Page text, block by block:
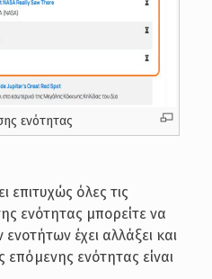
ενότητας
επιτυχώς όλες τις
ενότητας μπορείτε να
έχει αλλάξει και
ενότητας είναι